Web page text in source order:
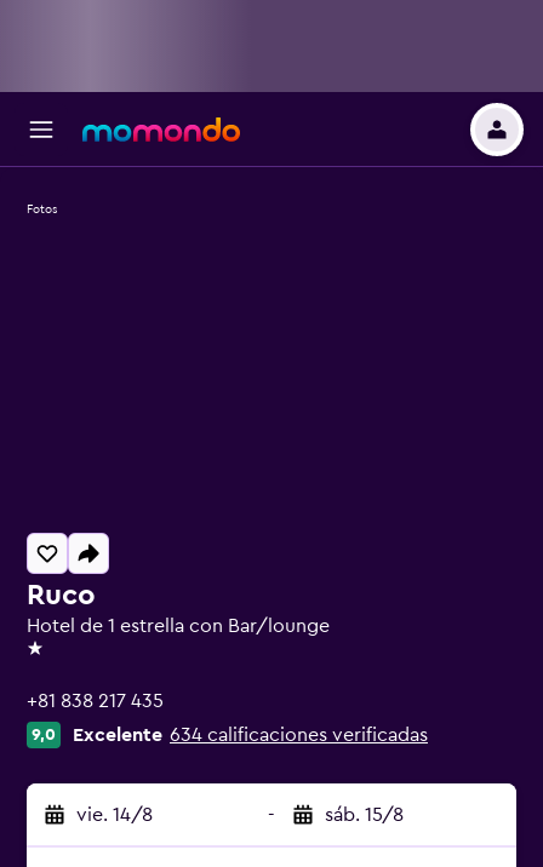
Ruco
Hotel de 1 estrella con Bar/lounge
1 estrella
+81 838 217 435
9,0 Excelente 634 calificaciones verificadas
vie. 14/8 - sáb. 15/8
Fotos